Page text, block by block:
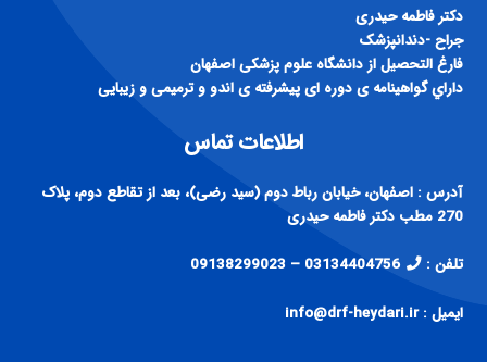
داراي گواهينامه ی دوره ای پيشرفته ی اندو و ترميمی و زيبايی
اطلاعات تماس
تلفن : 03134404756 – 09138299023